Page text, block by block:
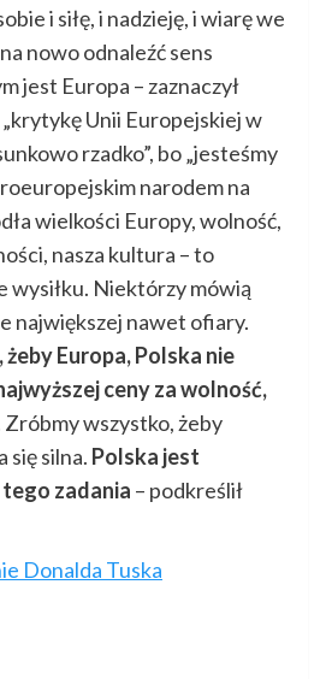
i siłę, i nadzieję, i wiarę we
nowo odnaleźć sens
jest Europa – zaznaczył
„krytykę Unii Europejskiej w
rzadko”, bo „jesteśmy
narodem na
wielkości Europy, wolność,
nasza kultura – to
wysiłku. Niektórzy mówią
największej nawet ofiary.
Europa, Polska nie
ceny za wolność,
Zróbmy wszystko, żeby
się silna. Polska jest
zadania – podkreślił
Donalda Tuska